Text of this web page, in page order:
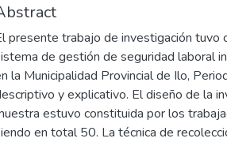
presente trabajo de investigación tuvo
de gestión de seguridad laboral
la Municipalidad Provincial de Ilo,
y explicativo. El diseño de la
estuvo constituida por los
en total 50. La técnica de